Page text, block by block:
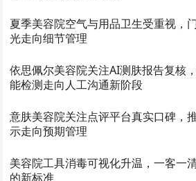
夏季美容院空气与用品卫生受重视，
光走向细节管理
依思佩尔美容院关注AI测肤报告复核
能检测走向人工沟通新阶段
意肤美容院关注点评平台真实口碑，
示走向预期管理
美容院工具消毒可视化升温，一客一
的新标准